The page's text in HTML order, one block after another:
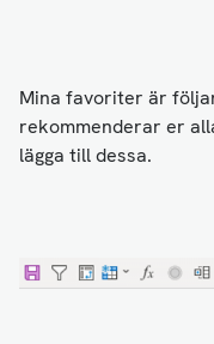
Mina favoriter är
rekommenderar er
lägga till dessa.